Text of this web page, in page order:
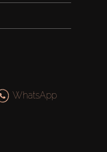
WhatsApp